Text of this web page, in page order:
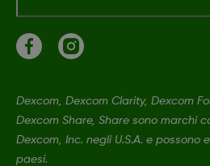
Dexcom, Dexcom Clarity, Dexcom
Dexcom Share, Share sono marchi
Dexcom, Inc. negli U.S.A. e possono
paesi.